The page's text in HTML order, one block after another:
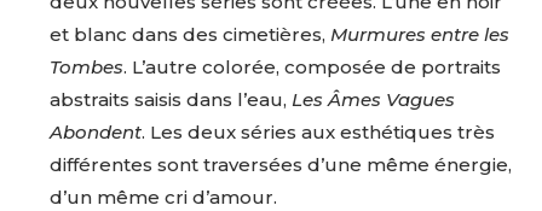
et blanc dans des cimetières, Murmures entre les
Tombes. L’autre colorée, composée de portraits
abstraits saisis dans l’eau, Les Âmes Vagues
Abondent. Les deux séries aux esthétiques très
différentes sont traversées d’une même énergie,
d’un même cri d’amour.